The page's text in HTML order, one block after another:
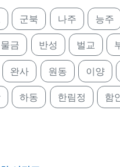
군북 나주 능주
물금 반성 벌교
완사 원동 이양
하동 한림정 함